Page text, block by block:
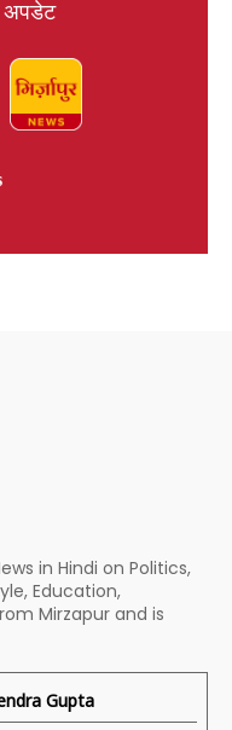
अपडेट
in Hindi on Politics,
Education,
Mirzapur and is
Gupta